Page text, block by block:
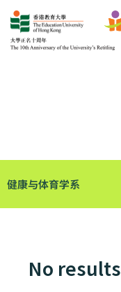
健康与体育学系
No results